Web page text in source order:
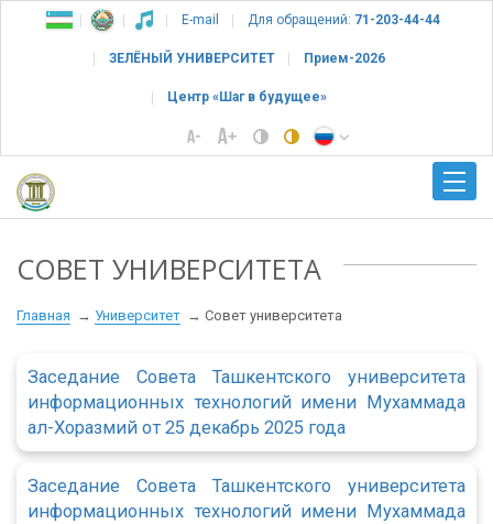
E-mail Для обращений: 71-203-44-44
ЗЕЛЁНЫЙ УНИВЕРСИТЕТ Прием-2026
Центр «Шаг в будущее»
СОВЕТ УНИВЕРСИТЕТА
Главная Университет Совет университета
Заседание Совета Ташкентского университета
информационных технологий имени Мухаммада
ал-Хоразмий от 25 декабрь 2025 года
Заседание Совета Ташкентского университета
информационных технологий имени Мухаммада